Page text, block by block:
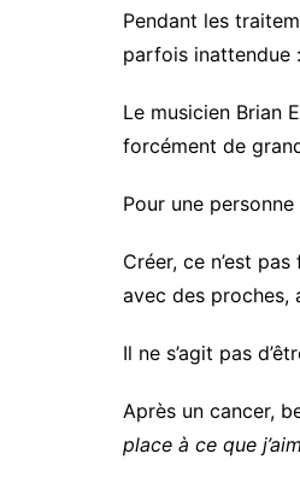
Pendant les
parfois inattendue :
Le musicien Brian
forcément de
Pour une
Créer, ce n’est
avec des proches,
Il ne s’agit pas
Après un cancer,
place à ce que